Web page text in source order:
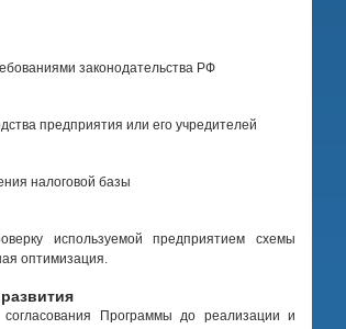
законодательства РФ
предприятия или его учредителей
налоговой базы
используемой предприятием схемы
оптимизация.
Программы до реализации и